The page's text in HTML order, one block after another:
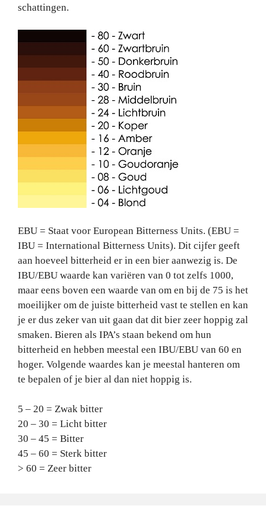
schattingen.
EBU = Staat voor European Bitterness Units. (EBU =
IBU = International Bitterness Units). Dit cijfer geeft
aan hoeveel bitterheid er in een bier aanwezig is. De
IBU/EBU waarde kan variëren van 0 tot zelfs 1000,
maar eens boven een waarde van om en bij de 75 is het
moeilijker om de juiste bitterheid vast te stellen en kan
je er dus zeker van uit gaan dat dit bier zeer hoppig zal
smaken. Bieren als IPA’s staan bekend om hun
bitterheid en hebben meestal een IBU/EBU van 60 en
hoger. Volgende waardes kan je meestal hanteren om
te bepalen of je bier al dan niet hoppig is.
5 – 20 = Zwak bitter
20 – 30 = Licht bitter
30 – 45 = Bitter
45 – 60 = Sterk bitter
> 60 = Zeer bitter